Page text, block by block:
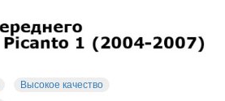
Высокое качество